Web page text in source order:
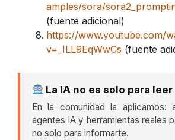
amples/sora/
(fuente adicional)
https://www.youtube.com/
v=_ILL9EqWwCs (fuente
La IA no es solo para
En la comunidad la aplicamos:
agentes IA y herramientas reales
no solo para informarte.